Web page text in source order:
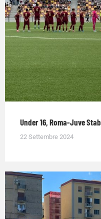
Under 16, Roma-Juve
22 Settembre 2024